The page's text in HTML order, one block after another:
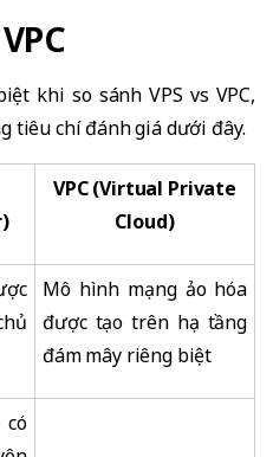
khi so sánh VPS vs VPC,
tiêu chí đánh giá dưới đây.
VPC (Virtual Private
Cloud)
Mô hình mạng ảo hóa
được tạo trên hạ tầng
đám mây riêng biệt
có